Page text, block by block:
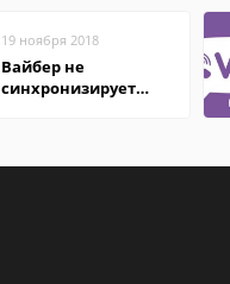
19 ноября 2018
Вайбер не
синхронизирует